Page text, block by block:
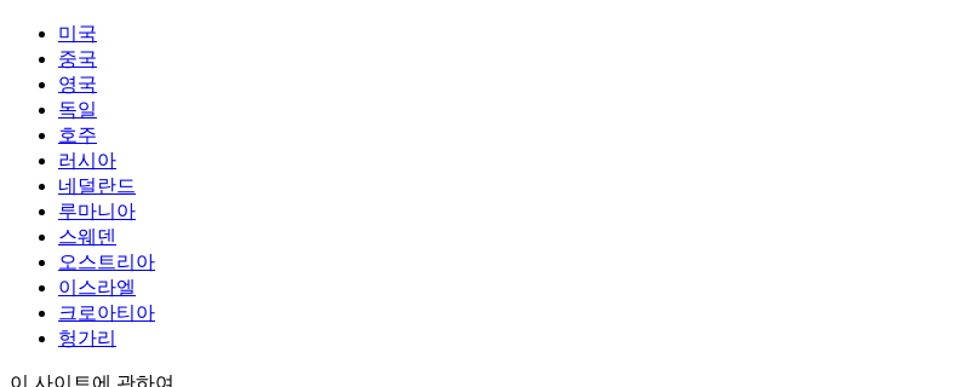
미국
중국
영국
독일
호주
러시아
네덜란드
루마니아
스웨덴
오스트리아
이스라엘
크로아티아
헝가리
이 사이트에 관하여